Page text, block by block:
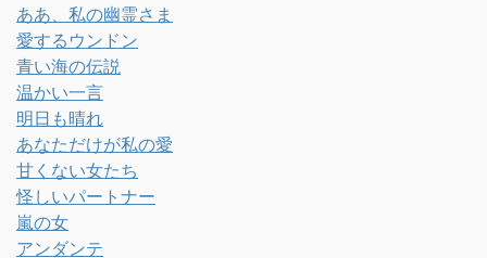
ああ、私の幽霊さま
愛するウンドン
青い海の伝説
温かい一言
明日も晴れ
あなただけが私の愛
甘くない女たち
怪しいパートナー
嵐の女
アンダンテ